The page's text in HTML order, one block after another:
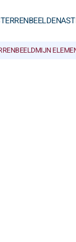
MIJN